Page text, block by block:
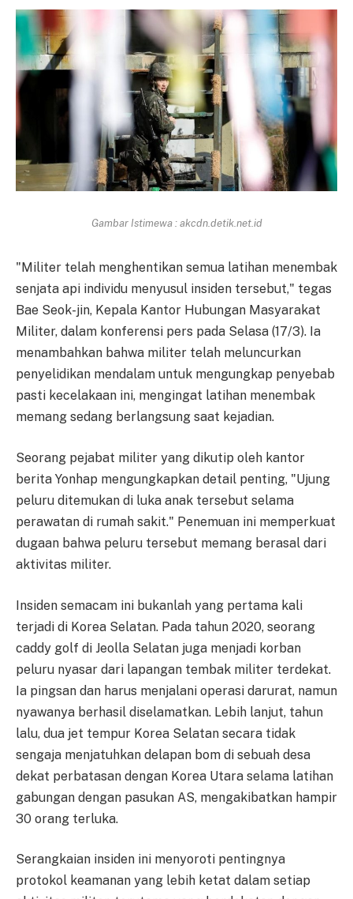
Gambar Istimewa : akcdn.detik.net.id
"Militer telah menghentikan semua latihan menembak
senjata api individu menyusul insiden tersebut," tegas
Bae Seok-jin, Kepala Kantor Hubungan Masyarakat
Militer, dalam konferensi pers pada Selasa (17/3). Ia
menambahkan bahwa militer telah meluncurkan
penyelidikan mendalam untuk mengungkap penyebab
pasti kecelakaan ini, mengingat latihan menembak
memang sedang berlangsung saat kejadian.
Seorang pejabat militer yang dikutip oleh kantor
berita Yonhap mengungkapkan detail penting, "Ujung
peluru ditemukan di luka anak tersebut selama
perawatan di rumah sakit." Penemuan ini memperkuat
dugaan bahwa peluru tersebut memang berasal dari
aktivitas militer.
Insiden semacam ini bukanlah yang pertama kali
terjadi di Korea Selatan. Pada tahun 2020, seorang
caddy golf di Jeolla Selatan juga menjadi korban
peluru nyasar dari lapangan tembak militer terdekat.
Ia pingsan dan harus menjalani operasi darurat, namun
nyawanya berhasil diselamatkan. Lebih lanjut, tahun
lalu, dua jet tempur Korea Selatan secara tidak
sengaja menjatuhkan delapan bom di sebuah desa
dekat perbatasan dengan Korea Utara selama latihan
gabungan dengan pasukan AS, mengakibatkan hampir
30 orang terluka.
Serangkaian insiden ini menyoroti pentingnya
protokol keamanan yang lebih ketat dalam setiap